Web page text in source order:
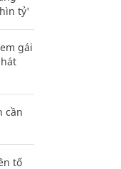
tỷ'
gái
cần
tố